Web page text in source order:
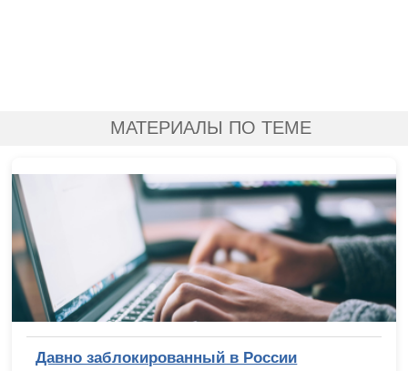
МАТЕРИАЛЫ ПО ТЕМЕ
Давно заблокированный в России